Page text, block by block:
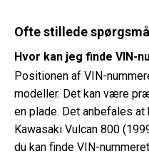
Ofte stillede spørgsmål
Hvor kan jeg finde VIN-
Positionen af ​​VIN-
modeller. Det kan være
en plade. Det anbefales
Kawasaki Vulcan 800
du kan finde VIN-